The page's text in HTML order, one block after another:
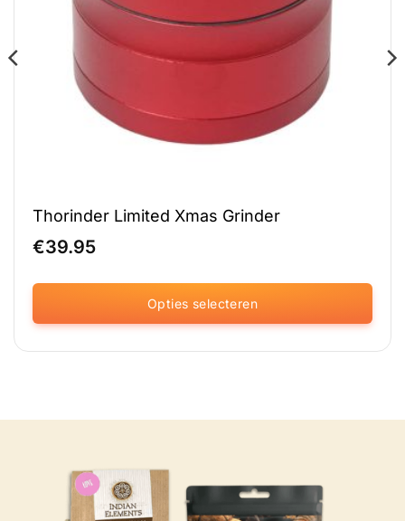
Thorinder Limited Xmas Grinder
€39.95
Opties selecteren
Dit
product
gekozen